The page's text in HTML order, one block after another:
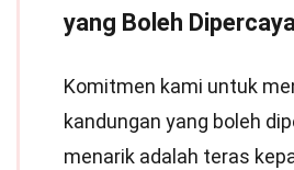
yang Boleh
Komitmen kami untuk
kandungan yang boleh
menarik adalah teras